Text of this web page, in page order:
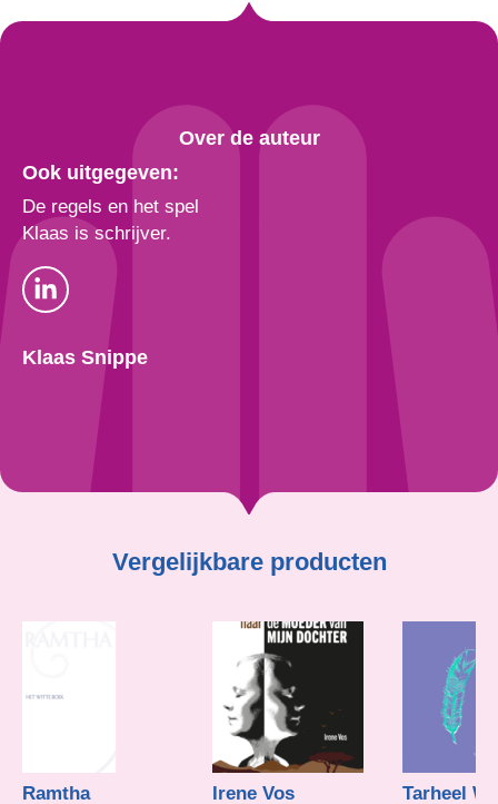
Over de auteur
Ook uitgegeven:
De regels en het spel
Klaas is schrijver.
Klaas Snippe
Vergelijkbare producten
Irene Vos
Tarheel Wol